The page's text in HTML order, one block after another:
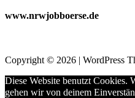
www.nrwjobboerse.de
Copyright © 2026 | WordPress
Diese Website benutzt Cookies.
gehen wir von deinem